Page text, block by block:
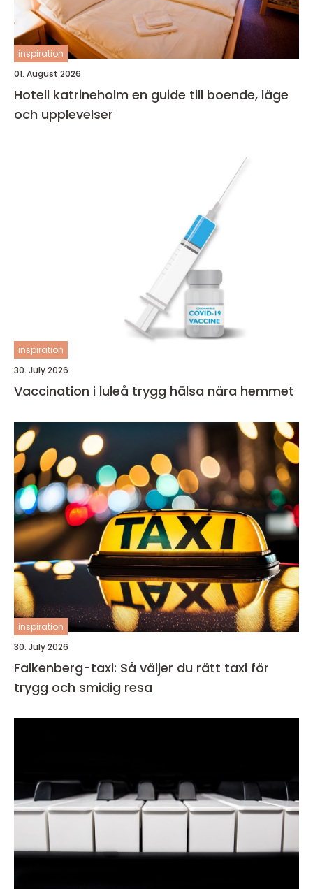
inspiration
01. August 2026
Hotell katrineholm en guide till boende, läge
och upplevelser
inspiration
30. July 2026
Vaccination i luleå trygg hälsa nära hemmet
inspiration
30. July 2026
Falkenberg-taxi: Så väljer du rätt taxi för
trygg och smidig resa